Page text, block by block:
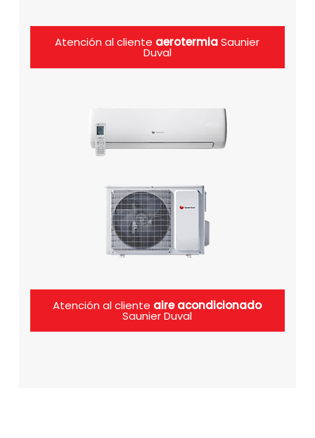
Atención al cliente aerotermiaSaunier
Duval
Atención al cliente aire acondicionado
Saunier Duval